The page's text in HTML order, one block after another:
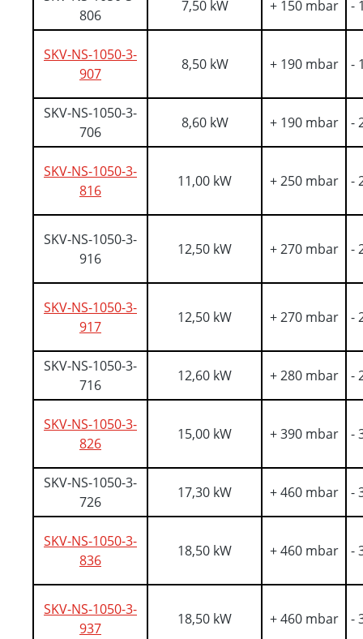
806
7,50 kW + 150 mbar -
SKV-NS-1050-3-
907
8,50 kW + 190 mbar -
SKV-NS-1050-3-
706
8,60 kW + 190 mbar -
SKV-NS-1050-3-
816
11,00 kW + 250 mbar -
SKV-NS-1050-3-
916
12,50 kW + 270 mbar -
SKV-NS-1050-3-
917
12,50 kW + 270 mbar -
SKV-NS-1050-3-
716
12,60 kW + 280 mbar -
SKV-NS-1050-3-
826
15,00 kW + 390 mbar -
SKV-NS-1050-3-
726
17,30 kW + 460 mbar -
SKV-NS-1050-3-
836
18,50 kW + 460 mbar -
SKV-NS-1050-3-
937
18,50 kW + 460 mbar -